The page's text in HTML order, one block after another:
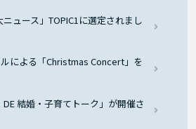
ニュース」TOPIC1に選定されまし
による「Christmas Concert」を
結婚・子育てトーク」が開催さ